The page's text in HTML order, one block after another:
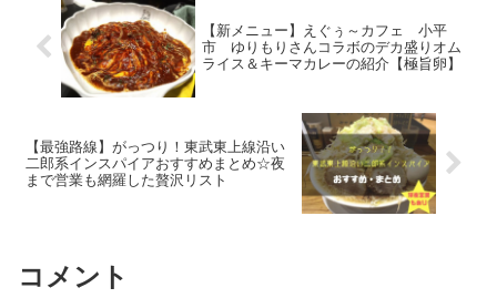
【新メニュー】えぐぅ～カフェ 小平
市 ゆりもりさんコラボのデカ盛りオム
ライス＆キーマカレーの紹介【極旨卵】
【最強路線】がっつり！東武東上線沿い
二郎系インスパイアおすすめまとめ☆夜
まで営業も網羅した贅沢リスト
コメント